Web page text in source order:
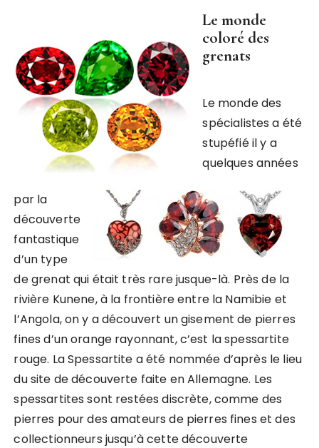
Le monde
coloré des
grenats
Le monde des
spécialistes a été
stupéfié il y a
quelques années
par la
découverte
fantastique
d’un type
de grenat qui était très rare jusque-là. Près de la
rivière Kunene, à la frontière entre la Namibie et
l’Angola, on y a découvert un gisement de pierres
fines d’un orange rayonnant, c’est la spessartite
rouge. La Spessartite a été nommée d’après le lieu
du site de découverte faite en Allemagne. Les
spessartites sont restées discrète, comme des
pierres pour des amateurs de pierres fines et des
collectionneurs jusqu’à cette découverte